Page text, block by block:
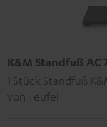
K&M Standfuß AC
1 Stück Standfuß
von Teufel